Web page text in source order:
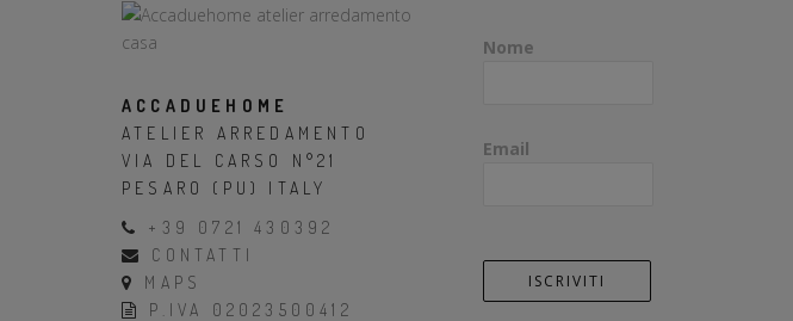
ACCADUEHOME
ATELIER ARREDAMENTO
VIA DEL CARSO N°21
PESARO (PU) ITALY
+39 0721 430392
CONTATTI
MAPS
P.IVA 02023500412
Nome
Email